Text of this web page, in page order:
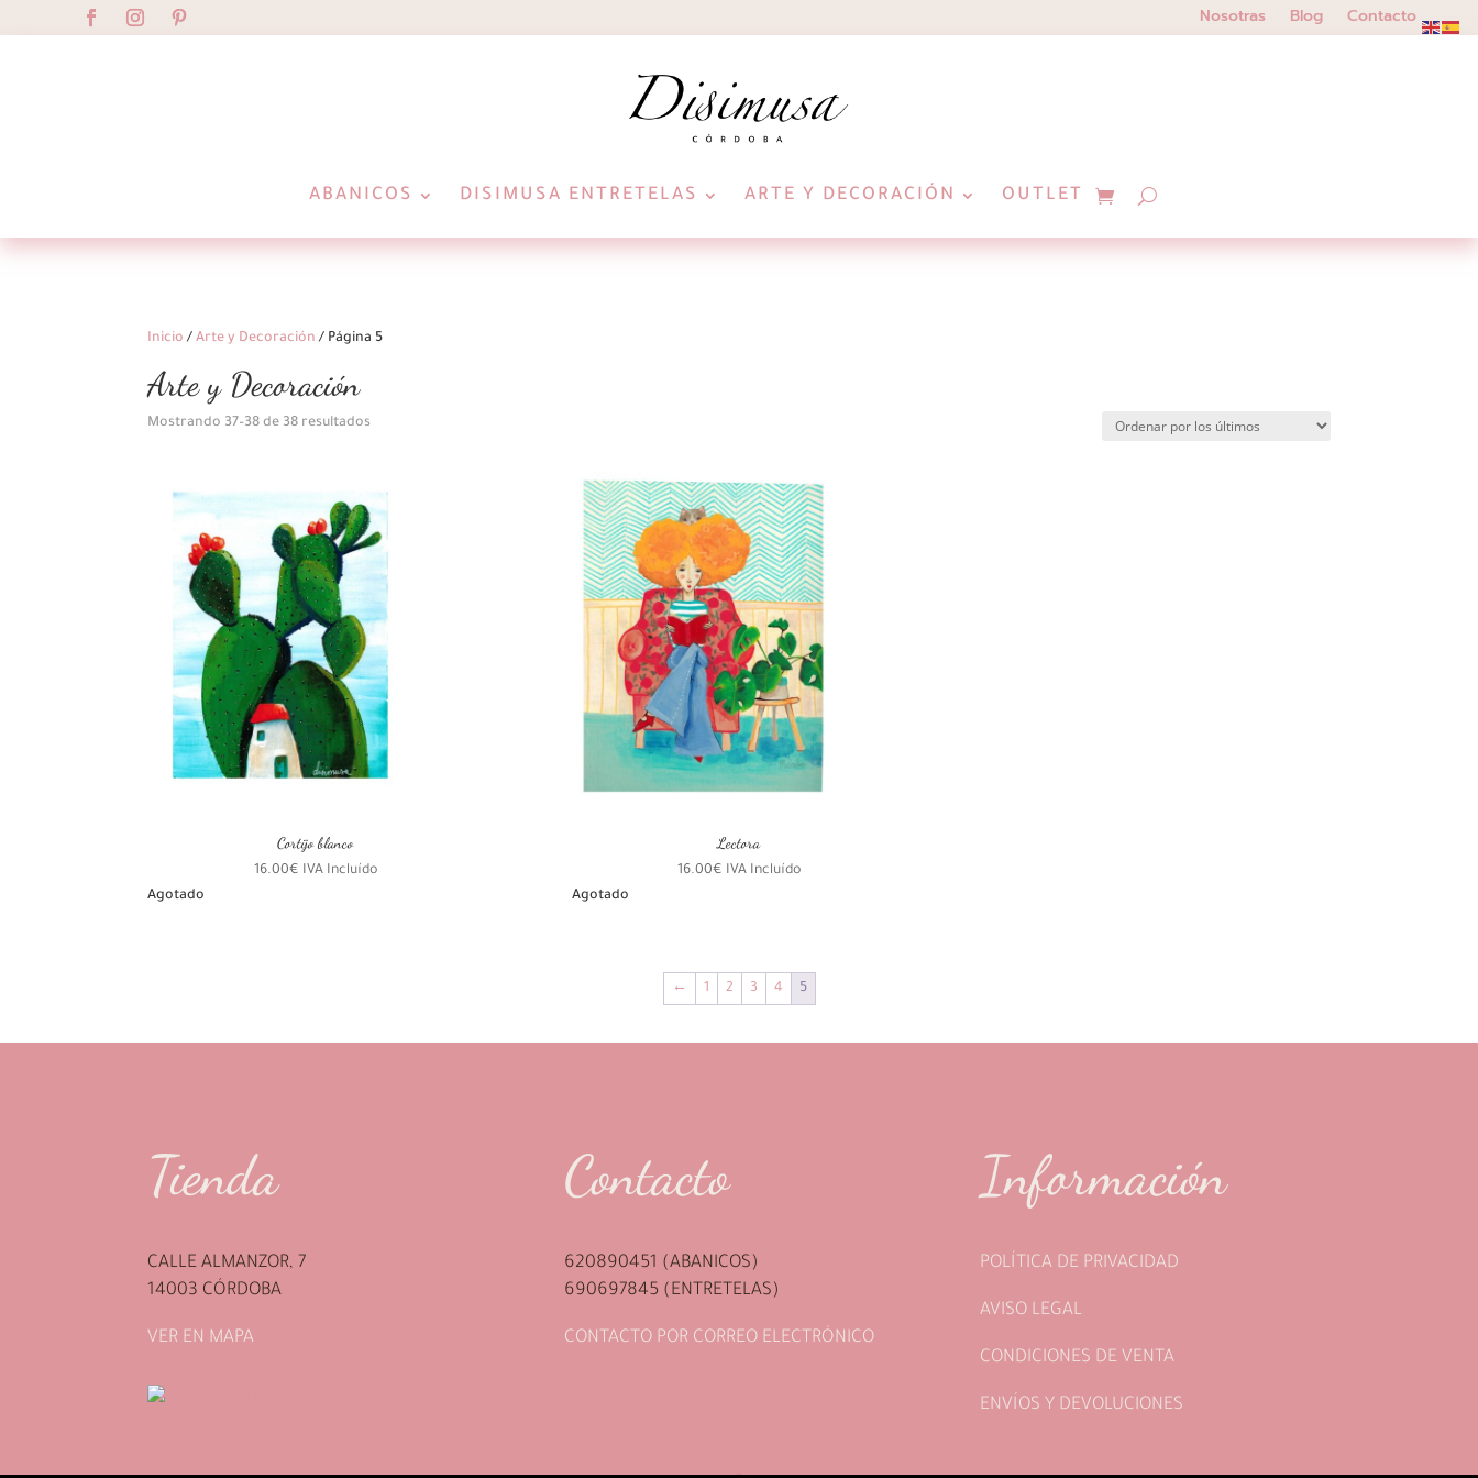
Nosotras Blog Contacto
ABANICOS DISIMUSA ENTRETELAS ARTE Y DECORACIÓN OUTLET
Inicio /Arte y Decoración / Página 5
Arte y Decoración
Mostrando 37–38 de 38 resultadosOrdenado
Cortijo blanco
16.00€ IVA Incluído
Agotado
Lectora
16.00€ IVA Incluído
Agotado
← 1 2 3 4 5
Tienda
CALLE ALMANZOR, 7
14003 CÓRDOBA
VER EN MAPA
Contacto
620890451 (ABANICOS)
690697845 (ENTRETELAS)
CONTACTO POR CORREO ELECTRÓNICO
Información
POLÍTICA DE PRIVACIDAD
AVISO LEGAL
CONDICIONES DE VENTA
ENVÍOS Y DEVOLUCIONES